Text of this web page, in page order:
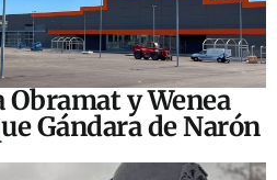
Obramat y Wenea
Gándara de Narón